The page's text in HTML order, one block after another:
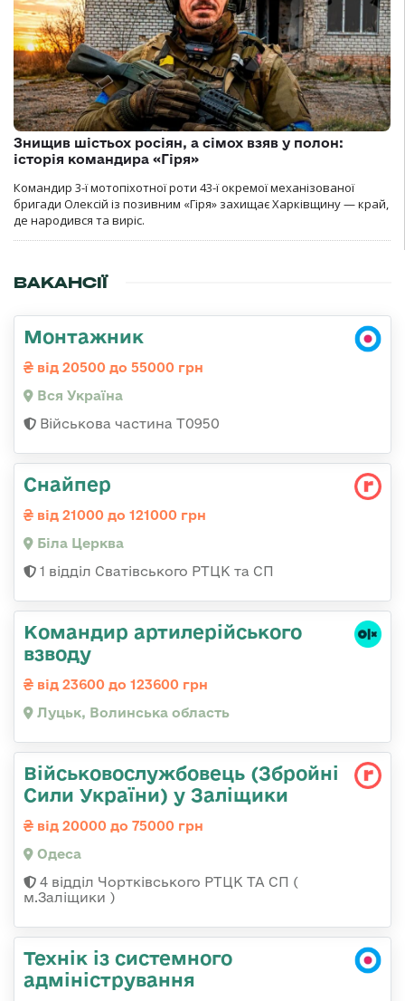
Знищив шістьох росіян, а сімох взяв у полон:
історія командира «Гіря»
Командир 3-ї мотопіхотної роти 43-ї окремої механізованої
бригади Олексій із позивним «Гіря» захищає Харківщину — край,
де народився та виріс.
ВАКАНСІЇ
Монтажник
від 20500 до 55000 грн
Вся Україна
Військова частина Т0950
Снайпер
від 21000 до 121000 грн
Біла Церква
1 відділ Сватівського РТЦК та СП
Командир артилерійського
взводу
від 23600 до 123600 грн
Луцьк, Волинська область
Військовослужбовець (Збройні
Сили України) у Заліщики
від 20000 до 75000 грн
Одеса
4 відділ Чортківського РТЦК ТА СП (
м.Заліщики )
Технік із системного
адміністрування